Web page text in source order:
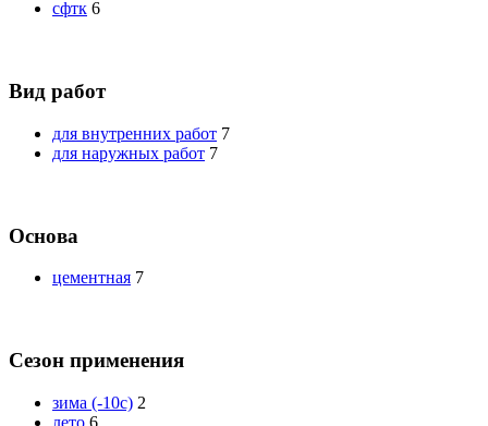
сфтк 6
Вид работ
для внутренних работ 7
для наружных работ 7
Основа
цементная 7
Сезон применения
зима (-10с) 2
лето 6